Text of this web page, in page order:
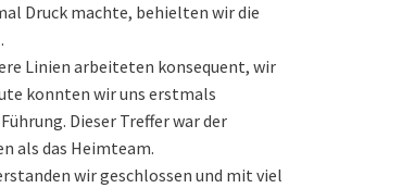
Druck machte, behielten wir die
Linien arbeiteten konsequent, wir
konnten wir uns erstmals
Dieser Treffer war der
als das Heimteam.
wir geschlossen und mit viel